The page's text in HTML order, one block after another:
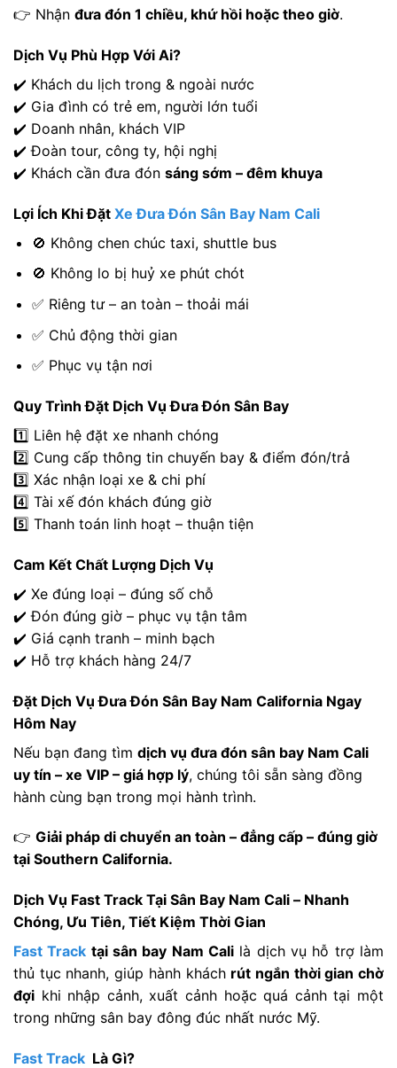
👉 Nhận đưa đón 1 chiều, khứ hồi hoặc theo giờ.
Dịch Vụ Phù Hợp Với Ai?
✔️ Khách du lịch trong & ngoài nước
✔️ Gia đình có trẻ em, người lớn tuổi
✔️ Doanh nhân, khách VIP
✔️ Đoàn tour, công ty, hội nghị
✔️ Khách cần đưa đón sáng sớm – đêm khuya
Lợi Ích Khi Đặt Xe Đưa Đón Sân Bay Nam Cali
🚫 Không chen chúc taxi, shuttle bus
🚫 Không lo bị huỷ xe phút chót
✅ Riêng tư – an toàn – thoải mái
✅ Chủ động thời gian
✅ Phục vụ tận nơi
Quy Trình Đặt Dịch Vụ Đưa Đón Sân Bay
1️⃣ Liên hệ đặt xe nhanh chóng
2️⃣ Cung cấp thông tin chuyến bay & điểm đón/trả
3️⃣ Xác nhận loại xe & chi phí
4️⃣ Tài xế đón khách đúng giờ
5️⃣ Thanh toán linh hoạt – thuận tiện
Cam Kết Chất Lượng Dịch Vụ
✔️ Xe đúng loại – đúng số chỗ
✔️ Đón đúng giờ – phục vụ tận tâm
✔️ Giá cạnh tranh – minh bạch
✔️ Hỗ trợ khách hàng 24/7
Đặt Dịch Vụ Đưa Đón Sân Bay Nam California Ngay
Hôm Nay
Nếu bạn đang tìm dịch vụ đưa đón sân bay Nam Cali
uy tín – xe VIP – giá hợp lý, chúng tôi sẵn sàng đồng
hành cùng bạn trong mọi hành trình.
👉 Giải pháp di chuyển an toàn – đẳng cấp – đúng giờ
tại Southern California.
Dịch Vụ Fast Track Tại Sân Bay Nam Cali – Nhanh
Chóng, Ưu Tiên, Tiết Kiệm Thời Gian
Fast Track tại sân bay Nam Cali là dịch vụ hỗ trợ làm
thủ tục nhanh, giúp hành khách rút ngắn thời gian chờ
đợi khi nhập cảnh, xuất cảnh hoặc quá cảnh tại một
trong những sân bay đông đúc nhất nước Mỹ.
Fast Track Là Gì?